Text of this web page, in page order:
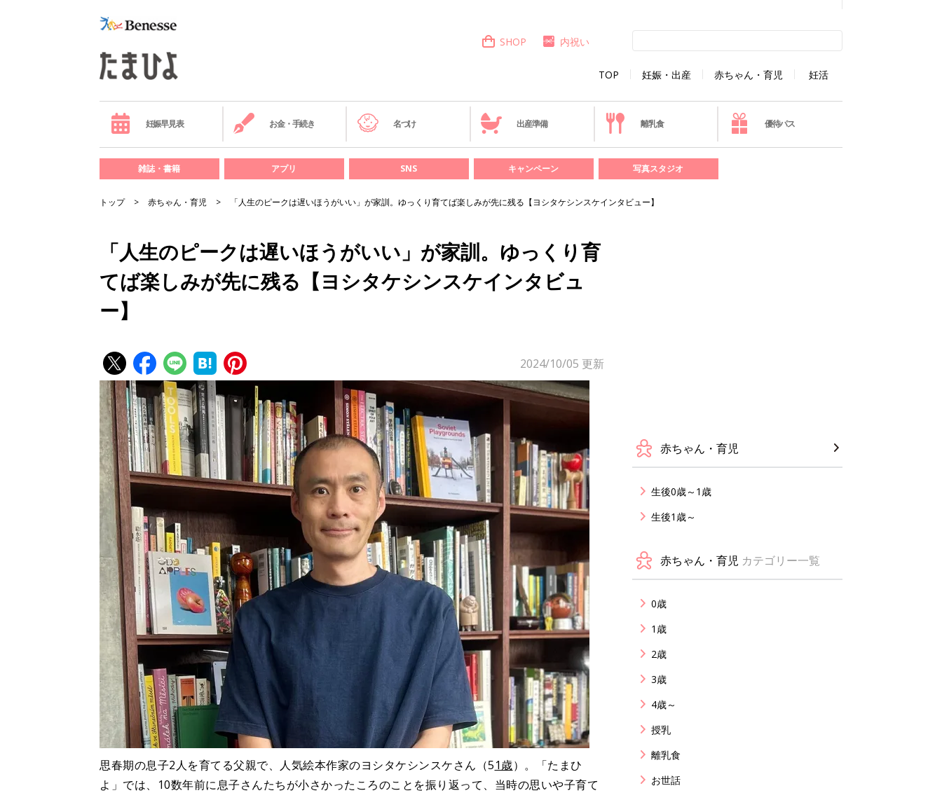
TOP 妊娠・出産 赤ちゃん・育児 妊活
SHOP 内祝い
妊娠早見表 お金・手続き 名づけ 出産準備 離乳食 優待パス
雑誌・書籍 アプリ SNS キャンペーン 写真スタジオ
トップ 赤ちゃん・育児 「人生のピークは遅いほうがいい」が家訓。ゆっくり育てば楽しみが先に残る【ヨシタケシンスケインタビュー】
「人生のピークは遅いほうがいい」が家訓。ゆっくり育
てば楽しみが先に残る【ヨシタケシンスケインタビュ
ー】
2024/10/05 更新
思春期の息子2人を育てる父親で、人気絵本作家のヨシタケシンスケさん（51歳）。「たまひ
よ」では、10数年前に息子さんたちが小さかったころのことを振り返って、当時の思いや子育て
赤ちゃん・育児
生後0歳～1歳
生後1歳～
赤ちゃん・育児 カテゴリー一覧
0歳
1歳
2歳
3歳
4歳～
授乳
離乳食
お世話